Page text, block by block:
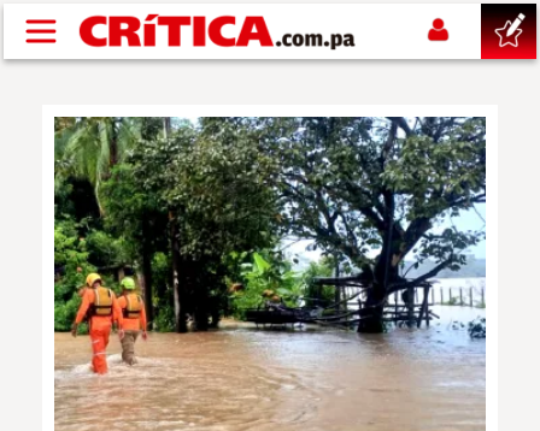
Pasar al contenido principal
SUCESOS
NACIONAL
POLÍTICA
SHOW